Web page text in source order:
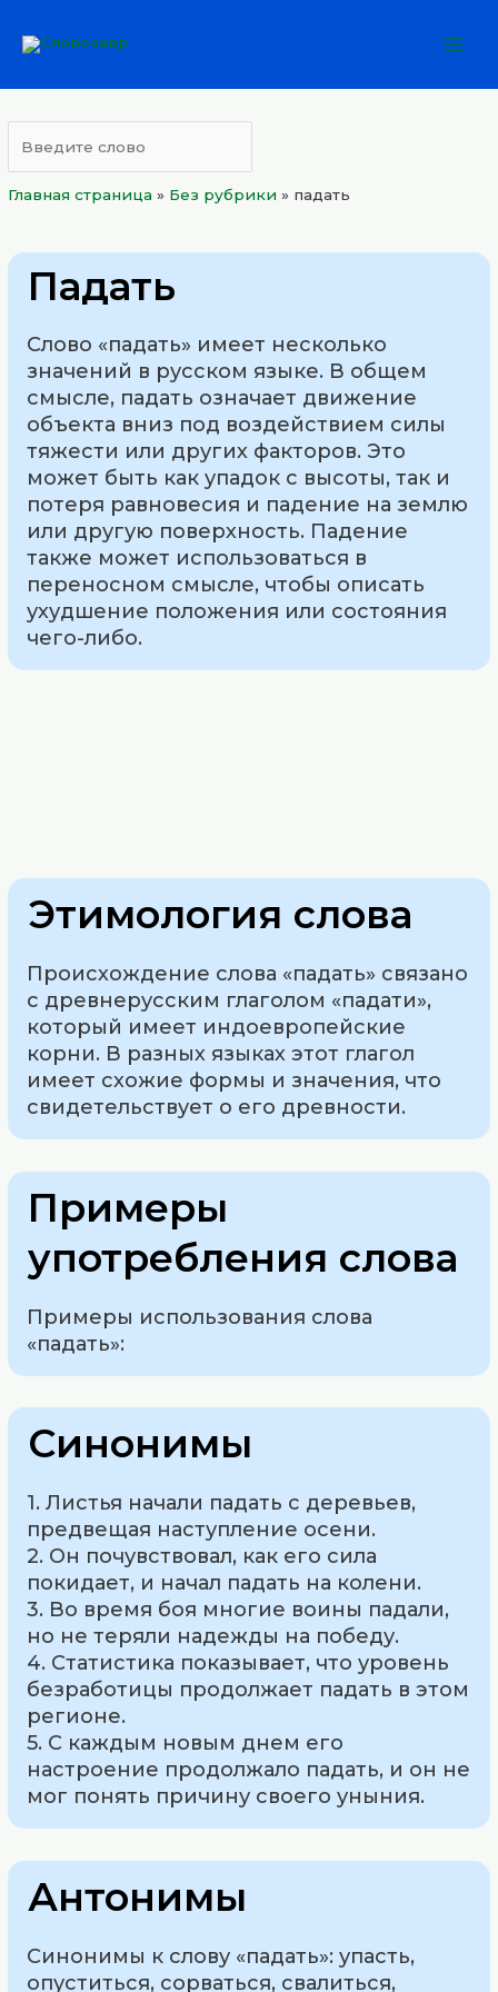
Главная страница » Без рубрики » падать
Падать
Слово «падать» имеет несколько
значений в русском языке. В общем
смысле, падать означает движение
объекта вниз под воздействием силы
тяжести или других факторов. Это
может быть как упадок с высоты, так и
потеря равновесия и падение на землю
или другую поверхность. Падение
также может использоваться в
переносном смысле, чтобы описать
ухудшение положения или состояния
чего-либо.
Этимология слова
Происхождение слова «падать» связано
с древнерусским глаголом «падати»,
который имеет индоевропейские
корни. В разных языках этот глагол
имеет схожие формы и значения, что
свидетельствует о его древности.
Примеры
употребления слова
Примеры использования слова
«падать»:
Синонимы
1. Листья начали падать с деревьев,
предвещая наступление осени.
2. Он почувствовал, как его сила
покидает, и начал падать на колени.
3. Во время боя многие воины падали,
но не теряли надежды на победу.
4. Статистика показывает, что уровень
безработицы продолжает падать в этом
регионе.
5. С каждым новым днем его
настроение продолжало падать, и он не
мог понять причину своего уныния.
Антонимы
Синонимы к слову «падать»: упасть,
опуститься, сорваться, свалиться,